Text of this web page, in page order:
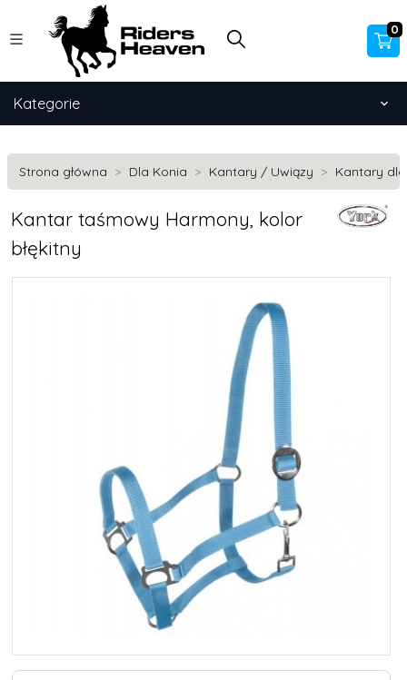
0
Kategorie
Strona główna Dla Konia Kantary / Uwiązy Kantary
Kantar taśmowy Harmony, kolor
błękitny